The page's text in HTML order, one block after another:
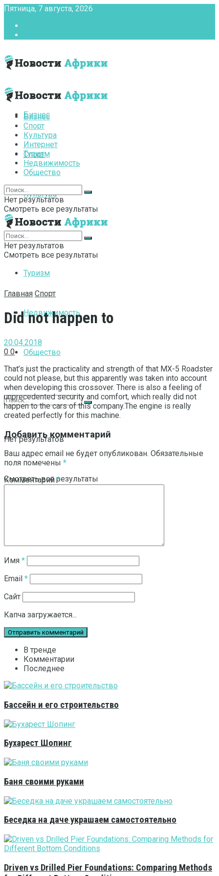
Пятница, 7 августа, 2026
Бизнес
Спорт
Культура
Интернет
Туризм
Недвижимость
Общество
Нет результатов
Смотреть все результаты
Бизнес
Спорт
Культура
Интернет
Туризм
Недвижимость
Общество
Нет результатов
Смотреть все результаты
Нет результатов
Смотреть все результаты
Главная Спорт
Did not happen to
20.04.2018
0 0
That’s just the practicality and strength of that MX-5 Roadster
could not please, but this apparently was taken into account
when developing this crossover. There is also a feeling of
unprecedented security and comfort, which really did not
happen to the cars of this company.The engine is really
created perfectly for this machine.
Добавить комментарий
Ваш адрес email не будет опубликован. Обязательные
поля помечены *
Комментарий*
Имя *
Email *
Сайт
Капча загружается...
В тренде
Комментарии
Последнее
Бассейн и его строительство
Бухарест Шопинг
Баня своими руками
Беседка на даче украшаем самостоятельно
Driven vs Drilled Pier Foundations: Comparing Methods